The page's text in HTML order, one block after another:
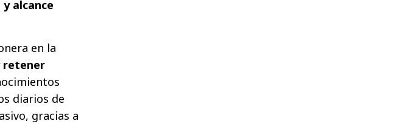
alcance
en la
retener
diarios de
gracias a